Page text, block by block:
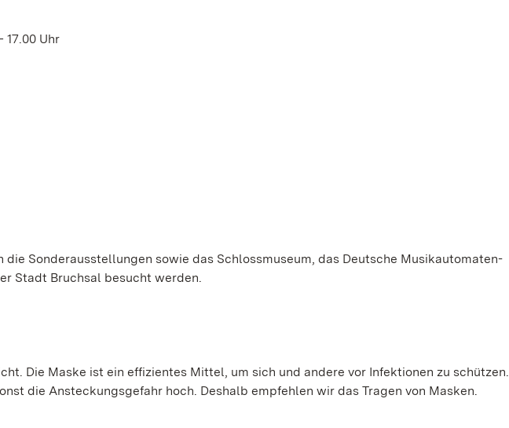
17.00 Uhr
Sonderausstellungen sowie das Schlossmuseum, das Deutsche Musikautomaten-
Stadt Bruchsal besucht werden.
Die Maske ist ein effizientes Mittel, um sich und andere vor Infektionen zu schützen.
die Ansteckungsgefahr hoch. Deshalb empfehlen wir das Tragen von Masken.